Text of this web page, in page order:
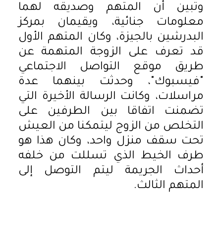
وتبين أن المتهم وصديقه لهما
معلومات جنائية، ويقيمان بمركز
البدرشين بالجيزة، وكان المتهم الأول
قد تعرف على الزوجة المتهمة عن
طريق موقع التواصل الاجتماعي
"فيسبوك"، وحدثت بينهما عدة
مراسلات، وكانت الرسالة الأخيرة التي
تضمنت اتفاقا بين الطرفين على
التخلص من الزوج ليتمكنا من العيش
تحت سقف منزل واحد، وكان هذا هو
طرف الخيط الذي تسللت من خلفه
أحداث الجريمة ليتم التوصل إلى
المتهم الثالث.